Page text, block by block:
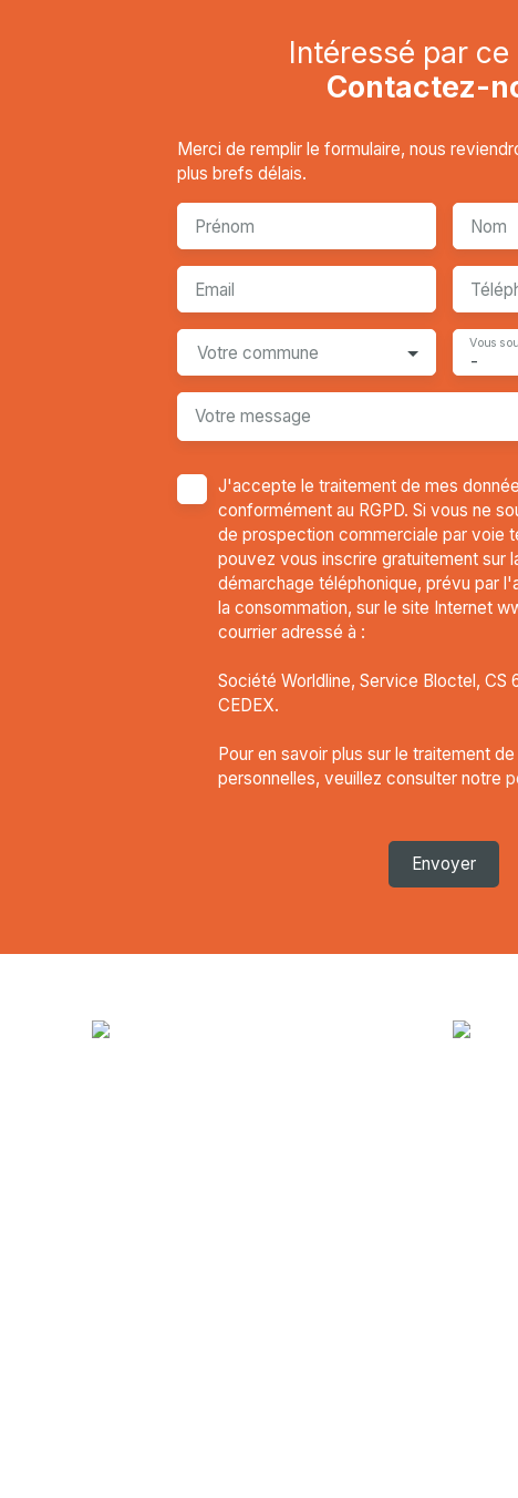
Intéressé par ce
Contactez-
Merci de remplir le formulaire, nous
plus brefs délais.
Prénom Nom
Email
Votre commune -
Vous
Votre message
J'accepte le traitement de mes
conformément au RGPD. Si vous ne
de prospection commerciale par voie
pouvez vous inscrire gratuitement sur
démarchage téléphonique, prévu par
la consommation, sur le site Internet
courrier adressé à :
Société Worldline, Service Bloctel, CS
CEDEX.
Pour en savoir plus sur le traitement
personnelles, veuillez consulter notre
Envoyer